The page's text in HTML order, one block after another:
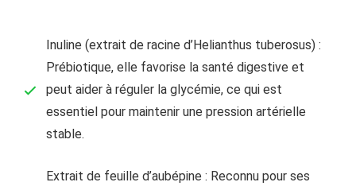
Inuline (extrait de racine d’Helianthus tuberosus) :
Prébiotique, elle favorise la santé digestive et
peut aider à réguler la glycémie, ce qui est
essentiel pour maintenir une pression artérielle
stable.
Extrait de feuille d’aubépine : Reconnu pour ses